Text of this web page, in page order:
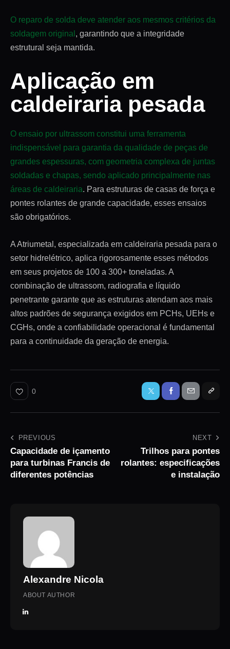
O reparo de solda deve atender aos mesmos critérios da
soldagem original , garantindo que a integridade
estrutural seja mantida.
Aplicação em
caldeiraria pesada
O ensaio por ultrassom constitui uma ferramenta
indispensável para garantia da qualidade de peças de
grandes espessuras, com geometria complexa de juntas
soldadas e chapas, sendo aplicado principalmente nas
áreas de caldeiraria. Para estruturas de casas de força e
pontes rolantes de grande capacidade, esses ensaios
são obrigatórios.
A Atriumetal, especializada em caldeiraria pesada para o
setor hidrelétrico, aplica rigorosamente esses métodos
em seus projetos de 100 a 300+ toneladas. A
combinação de ultrassom, radiografia e líquido
penetrante garante que as estruturas atendam aos mais
altos padrões de segurança exigidos em PCHs, UEHs e
CGHs, onde a confiabilidade operacional é fundamental
para a continuidade da geração de energia.
0
PREVIOUS
Capacidade de içamento
para turbinas Francis de
diferentes potências
NEXT
Trilhos para pontes
rolantes: especificações
e instalação
Alexandre Nicola
ABOUT AUTHOR